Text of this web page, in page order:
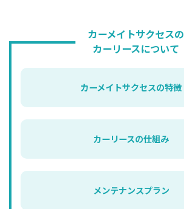
カーメイトサクセスの
カーリースについて
カーメイトサクセスの特徴
カーリースの仕組み
メンテナンスプラン